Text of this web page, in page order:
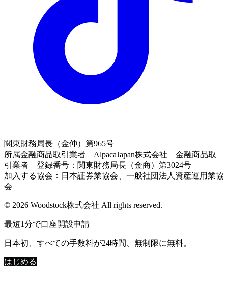
関東財務局長（金仲）第965号
所属金融商品取引業者 AlpacaJapan株式会社 金融商品取
引業者 登録番号：関東財務局長（金商）第3024号
加入する協会：日本証券業協会、一般社団法人資産運用業協
会
© 2026 Woodstock株式会社 All rights reserved.
最短1分で口座開設申請
日本初、すべての手数料が24時間、無制限に無料。
はじめる